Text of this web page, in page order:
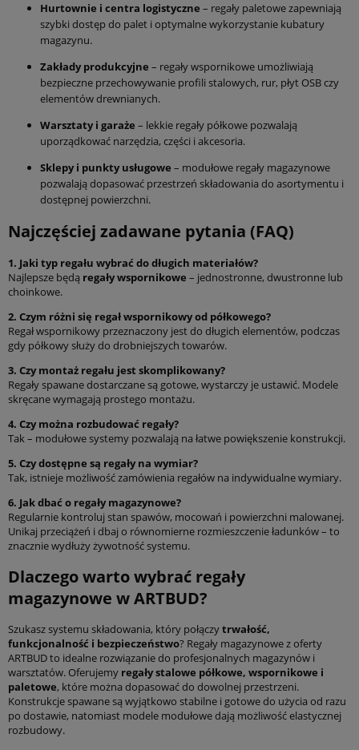
Hurtownie i centra logistyczne – regały paletowe zapewniają
szybki dostęp do palet i optymalne wykorzystanie kubatury
magazynu.
Zakłady produkcyjne – regały wspornikowe umożliwiają
bezpieczne przechowywanie profili stalowych, rur, płyt OSB czy
elementów drewnianych.
Warsztaty i garaże – lekkie regały półkowe pozwalają
uporządkować narzędzia, części i akcesoria.
Sklepy i punkty usługowe – modułowe regały magazynowe
pozwalają dopasować przestrzeń składowania do asortymentu i
dostępnej powierzchni.
Najczęściej zadawane pytania (FAQ)
1. Jaki typ regału wybrać do długich materiałów?
Najlepsze będą regały wspornikowe – jednostronne, dwustronne lub
choinkowe.
2. Czym różni się regał wspornikowy od półkowego?
Regał wspornikowy przeznaczony jest do długich elementów, podczas
gdy półkowy służy do drobniejszych towarów.
3. Czy montaż regału jest skomplikowany?
Regały spawane dostarczane są gotowe, wystarczy je ustawić. Modele
skręcane wymagają prostego montażu.
4. Czy można rozbudować regały?
Tak – modułowe systemy pozwalają na łatwe powiększenie konstrukcji.
5. Czy dostępne są regały na wymiar?
Tak, istnieje możliwość zamówienia regałów na indywidualne wymiary.
6. Jak dbać o regały magazynowe?
Regularnie kontroluj stan spawów, mocowań i powierzchni malowanej.
Unikaj przeciążeń i dbaj o równomierne rozmieszczenie ładunków – to
znacznie wydłuży żywotność systemu.
Dlaczego warto wybrać regały
magazynowe w ARTBUD?
Szukasz systemu składowania, który połączytrwałość,
funkcjonalność i bezpieczeństwo? Regały magazynowe z oferty
ARTBUD to idealne rozwiązanie do profesjonalnych magazynów i
warsztatów. Oferujemy regały stalowe półkowe, wspornikowe i
paletowe, które można dopasować do dowolnej przestrzeni.
Konstrukcje spawane są wyjątkowo stabilne i gotowe do użycia od razu
po dostawie, natomiast modele modułowe dają możliwość elastycznej
rozbudowy.